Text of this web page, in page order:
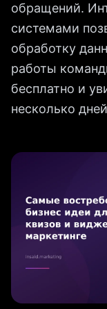
обращений.
системами
обработку
работы
бесплатно и
несколько